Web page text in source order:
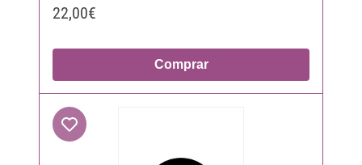
22,00€
Comprar